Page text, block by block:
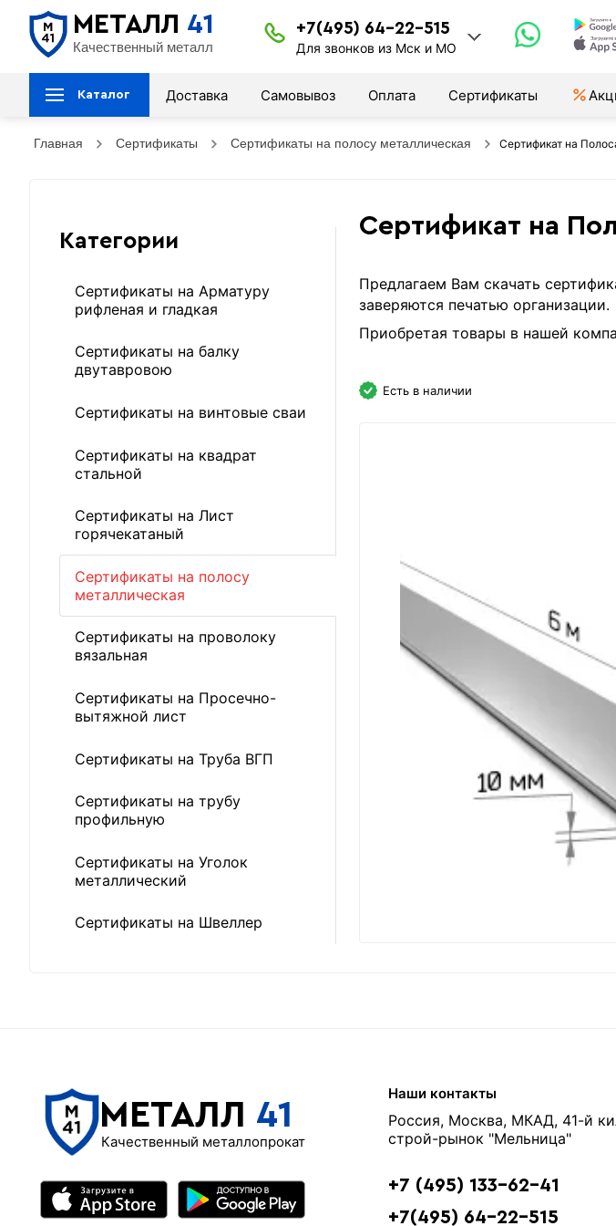
МЕТАЛЛ 41
Качественный металл
+7(495) 64-22-515
Для звонков из Мск и МО
Каталог Доставка Самовывоз Оплата Сертификаты
Главная Сертификаты Сертификаты на полосу металлическая Сертификат на
Категории
Сертификаты на Арматуру
рифленая и гладкая
Сертификаты на балку
двутавровою
Сертификаты на винтовые сваи
Сертификаты на квадрат
стальной
Сертификаты на Лист
горячекатаный
Сертификаты на полосу
металлическая
Сертификаты на проволоку
вязальная
Сертификаты на Просечно-
вытяжной лист
Сертификаты на Труба ВГП
Сертификаты на трубу
профильную
Сертификаты на Уголок
металлический
Сертификаты на Швеллер
Сертификат на
Предлагаем Вам скачать
заверяются печатью организации.
Приобретая товары в нашей
Есть в наличии
МЕТАЛЛ 41
Качественный металлопрокат
Наши контакты
Россия, Москва, МКАД, 41-й
строй-рынок "Мельница"
+7 (495) 133-62-41
+7(495) 64-22-515